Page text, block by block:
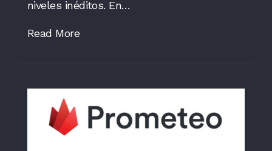
niveles inéditos. En…
Read More